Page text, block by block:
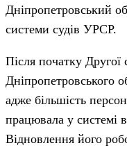
Дніпропетровський
системи судів УРСР.
Після початку Другої
Дніпропетровського
адже більшість
працювала у системі
Відновлення його